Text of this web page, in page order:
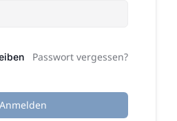
Passwort vergessen?
Anmelden